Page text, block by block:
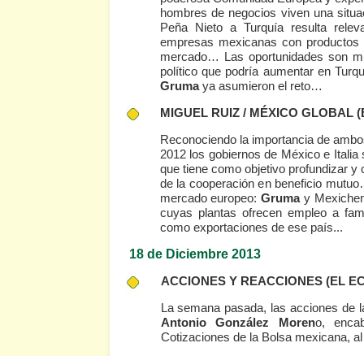
hombres de negocios viven una
Peña Nieto a Turquía resulta
empresas mexicanas con
mercado… Las oportunidades son
político que podría aumentar en
Grumaya asumieron el reto…
MIGUEL RUIZ / MÉXICO GLOBAL
Reconociendo la importancia de
2012 los gobiernos de México e
que tiene como objetivo profundizar
de la cooperación en beneficio
mercado europeo:Gruma y
cuyas plantas ofrecen empleo a
como exportaciones de ese país...
18 de Diciembre 2013
ACCIONES Y REACCIONES (EL
La semana pasada, las acciones de
Antonio González Moreno,
Cotizaciones de la Bolsa mexicana,